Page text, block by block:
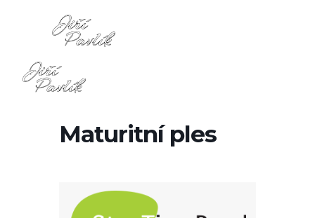
Maturitní ples